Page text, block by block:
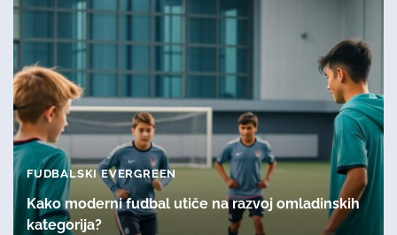
FUDBALSKI EVERGREEN
Kako moderni fudbal utiče na razvoj omladinskih
kategorija?